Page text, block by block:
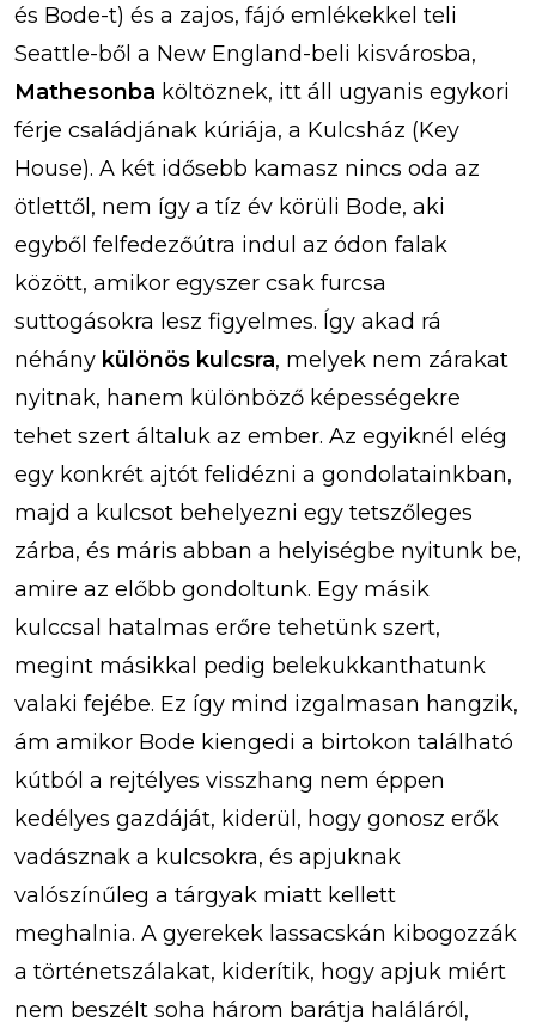
és Bode-t) és a zajos, fájó emlékekkel teli
Seattle-ből a New England-beli kisvárosba,
Mathesonba költöznek, itt áll ugyanis egykori
férje családjának kúriája, a Kulcsház (Key
House). A két idősebb kamasz nincs oda az
ötlettől, nem így a tíz év körüli Bode, aki
egyből felfedezőútra indul az ódon falak
között, amikor egyszer csak furcsa
suttogásokra lesz figyelmes. Így akad rá
néhány különös kulcsra, melyek nem zárakat
nyitnak, hanem különböző képességekre
tehet szert általuk az ember. Az egyiknél elég
egy konkrét ajtót felidézni a gondolatainkban,
majd a kulcsot behelyezni egy tetszőleges
zárba, és máris abban a helyiségbe nyitunk be,
amire az előbb gondoltunk. Egy másik
kulccsal hatalmas erőre tehetünk szert,
megint másikkal pedig belekukkanthatunk
valaki fejébe. Ez így mind izgalmasan hangzik,
ám amikor Bode kiengedi a birtokon található
kútból a rejtélyes visszhang nem éppen
kedélyes gazdáját, kiderül, hogy gonosz erők
vadásznak a kulcsokra, és apjuknak
valószínűleg a tárgyak miatt kellett
meghalnia. A gyerekek lassacskán kibogozzák
a történetszálakat, kiderítik, hogy apjuk miért
nem beszélt soha három barátja haláláról,